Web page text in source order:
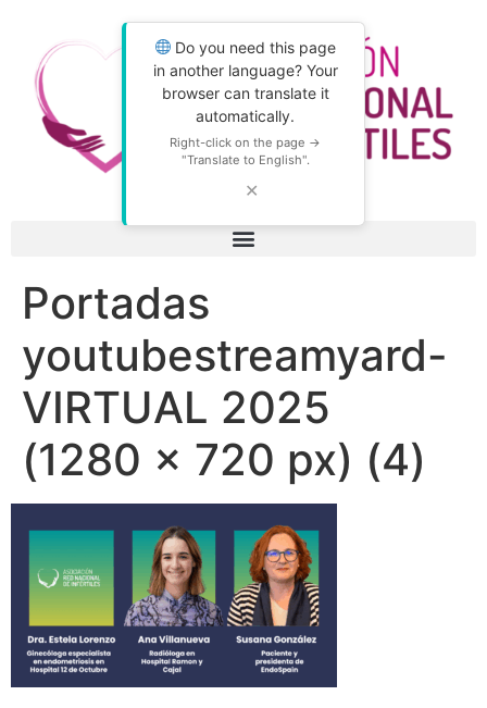
Do you need this page
in another language? Your
browser can translate it
automatically.
Right-click on the page →
"Translate to English".
✕
Portadas
youtubestreamyard-
VIRTUAL 2025
(1280 × 720 px) (4)